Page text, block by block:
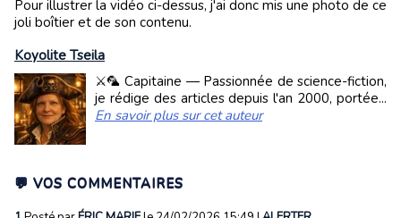
Pour illustrer la vidéo ci-dessus, j'ai donc mis une photo de ce
joli boîtier et de son contenu.
Koyolite Tseila
⚔️🦜 Capitaine — Passionnée de science-fiction,
je rédige des articles depuis l'an 2000, portée...
En savoir plus sur cet auteur
💬 VOS COMMENTAIRES